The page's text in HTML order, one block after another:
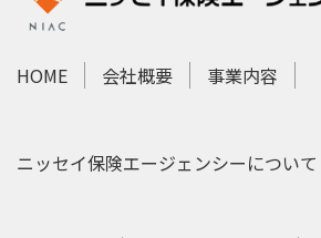
HOME 会社概要 事業内容
ニッセイ保険エージェンシーについて